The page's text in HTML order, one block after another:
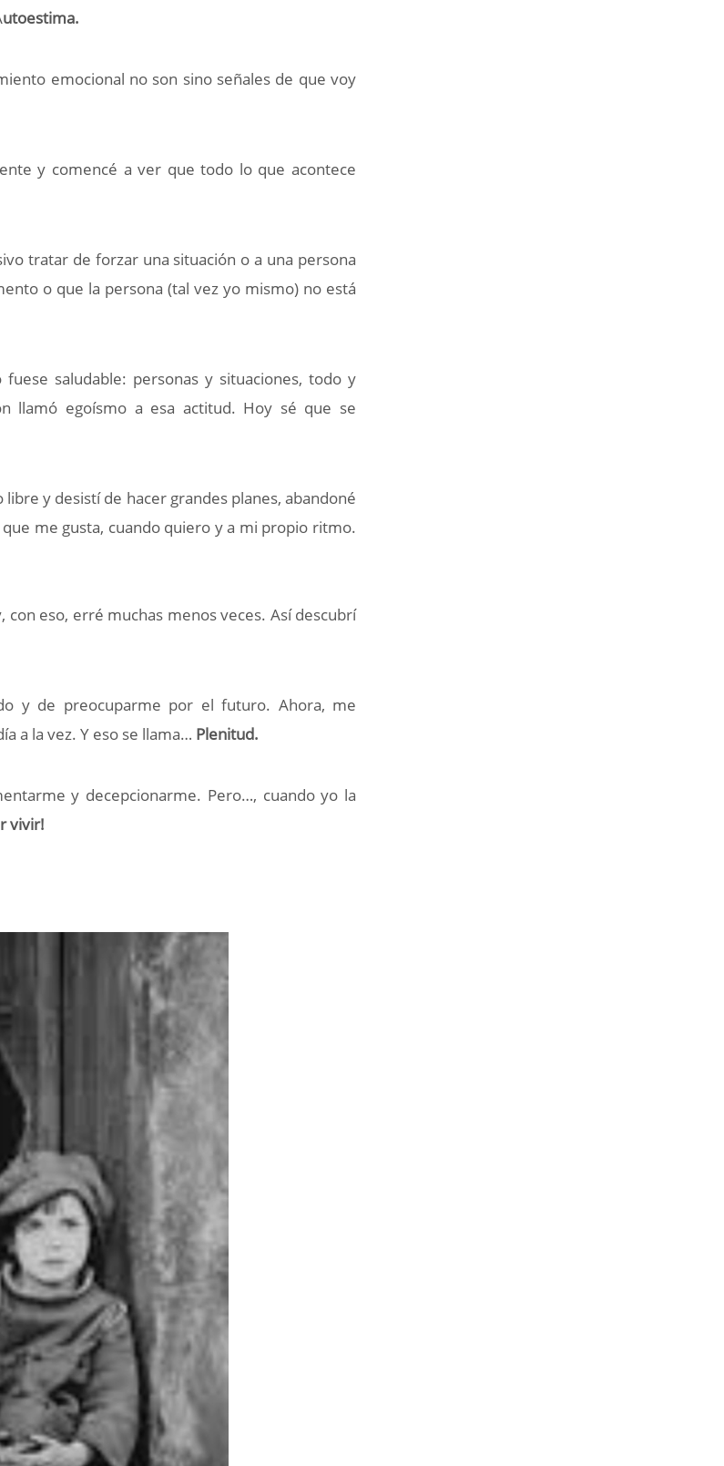
utoestima.
emocional no son sino señales de que voy
y comencé aver que todo lo que acontece
tratar de forzar una situación o a una persona
o que la persona (tal vez yo mismo) no está
saludable: personas y situaciones, todo y
llamó egoísmo a esa actitud. Hoy sé que se
y desistí de hacer grandes planes, abandoné
me gusta, cuando quiero y a mi propio ritmo.
eso, erré muchas menos veces. Así descubrí
y de preocuparme por el futuro. Ahora, me
a la vez. Y eso se llama… Plenitud.
y decepcionarme. Pero…, cuando yo la
vivir!